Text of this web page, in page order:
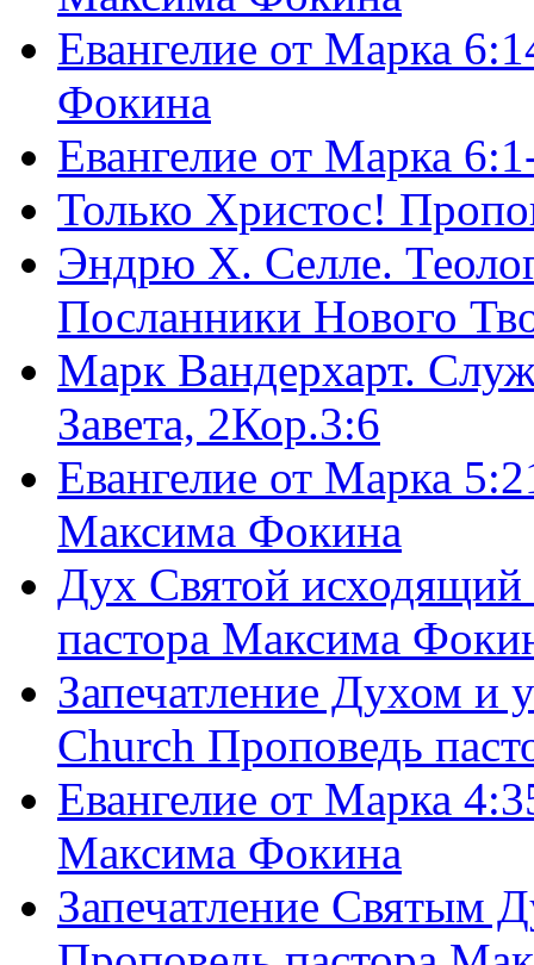
Евангелие от Марка
Фокина
Евангелие от Марка
Только Христос!
Эндрю Х. Селле.
Посланники Нового
Марк Вандерхарт.
Завета, 2Кор.3:6
Евангелие от Марка
Максима Фокина
Дух Святой
пастора Максима
Запечатление Духом и
Church Проповедь
Евангелие от Марка
Максима Фокина
Запечатление Святым